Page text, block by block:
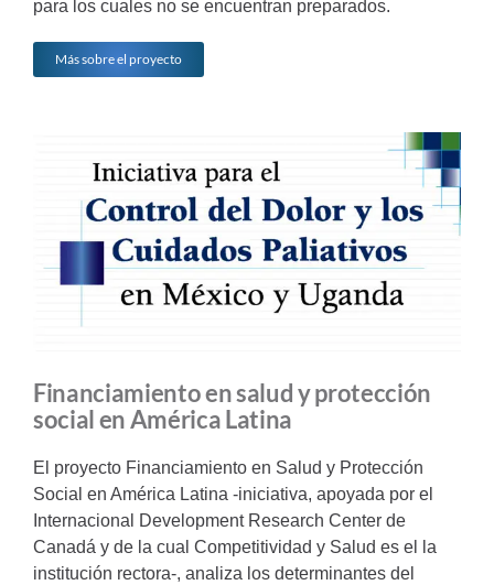
para los cuales no se encuentran preparados.
Más sobre el proyecto
Financiamiento en salud y protección
social en América Latina
El proyecto Financiamiento en Salud y Protección
Social en América Latina -iniciativa, apoyada por el
Internacional Development Research Center de
Canadá y de la cual Competitividad y Salud es el la
institución rectora-, analiza los determinantes del